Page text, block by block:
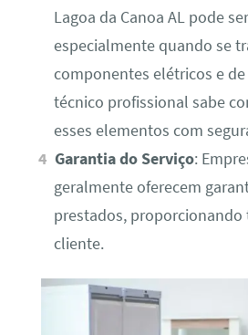
Lagoa da Canoa AL pode
especialmente quando se
componentes elétricos e
técnico profissional sabe
esses elementos com
Garantia do Serviço:
geralmente oferecem
prestados,
cliente.